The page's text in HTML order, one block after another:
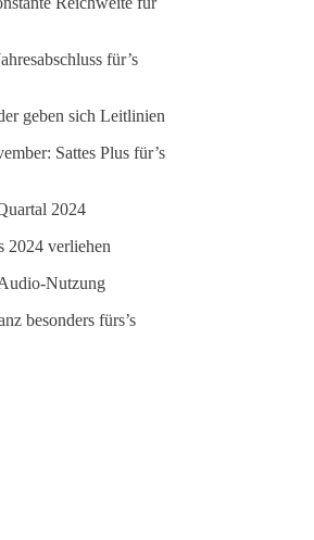
für’s
geben sich Leitlinien
Sattes Plus für’s
2024
2024 verliehen
Nutzung
besonders fürs’s